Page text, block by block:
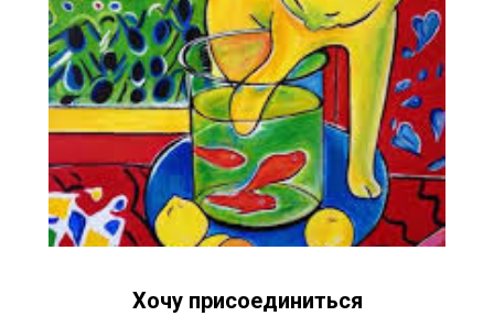
Хочу присоединиться